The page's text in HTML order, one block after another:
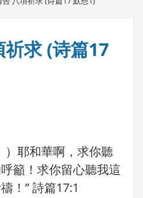
求 (诗篇17
耶和華啊，求你聽
籲！求你留心聽我這
！” 詩篇17:1